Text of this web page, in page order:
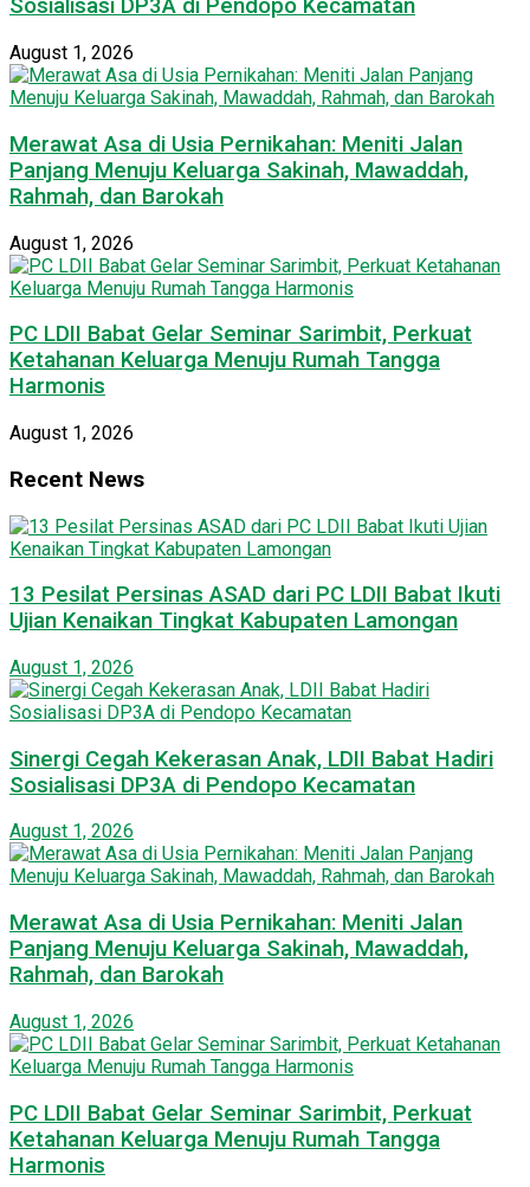
Sosialisasi DP3A di Pendopo Kecamatan
August 1, 2026
Merawat Asa di Usia Pernikahan: Meniti Jalan
Panjang Menuju Keluarga Sakinah, Mawaddah,
Rahmah, dan Barokah
August 1, 2026
PC LDII Babat Gelar Seminar Sarimbit, Perkuat
Ketahanan Keluarga Menuju Rumah Tangga
Harmonis
August 1, 2026
Recent News
13 Pesilat Persinas ASAD dari PC LDII Babat Ikuti
Ujian Kenaikan Tingkat Kabupaten Lamongan
August 1, 2026
Sinergi Cegah Kekerasan Anak, LDII Babat Hadiri
Sosialisasi DP3A di Pendopo Kecamatan
August 1, 2026
Merawat Asa di Usia Pernikahan: Meniti Jalan
Panjang Menuju Keluarga Sakinah, Mawaddah,
Rahmah, dan Barokah
August 1, 2026
PC LDII Babat Gelar Seminar Sarimbit, Perkuat
Ketahanan Keluarga Menuju Rumah Tangga
Harmonis